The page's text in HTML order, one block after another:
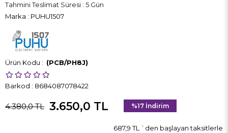
Tahmini Teslimat Süresi : 5 Gün
Marka : PUHU1507
(PCB/PH8J)
Barkod : 8684087078422
4.380,0 TL 3.650,0 TL %17 İndirim
687,9 TL `den başlayan taksitlerle